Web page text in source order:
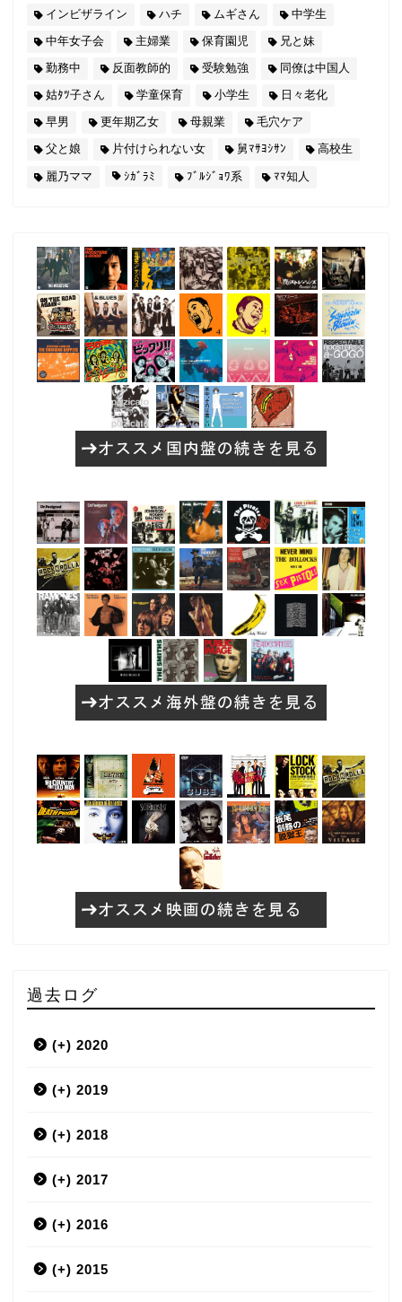
インビザライン
ハチ ムギさん
中学生
中年女子会
主婦業 保育園児
兄と妹
勤務中
反面教師的 受験勉強
同僚は中国人
姑ﾀﾂ子さん
学童保育 小学生
日々老化
早男
更年期乙女 母親業
毛穴ケア
父と娘
片付けられない女 舅ﾏｻﾖｼｻﾝ 高校生
麗乃ママ ｼｶﾞﾗﾐ ﾌﾞﾙｼﾞｮﾜ系 ﾏﾏ知人
過去ログ
(+) 2020
3月
(+) 2019
12月
9月
7月
6月
(+) 2018
12月
11月
10月
(+) 2017
12月
11月
(+) 2016
12月
(+) 2015